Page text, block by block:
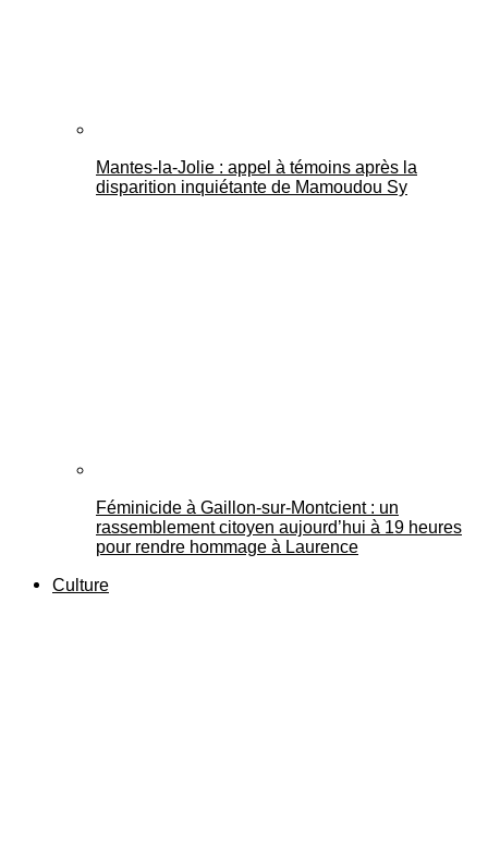
Mantes-la-Jolie : appel à témoins après la
disparition inquiétante de Mamoudou Sy
Féminicide à Gaillon‑sur‑Montcient : un
rassemblement citoyen aujourd’hui à 19 heures
pour rendre hommage à Laurence
Culture